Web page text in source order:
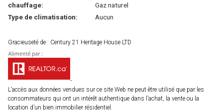
chauffage:
Gaz naturel
Type de climatisation:
Aucun
Gracieuseté de : Century 21 Heritage House LTD
L’accès aux données vendues sur ce site Web ne peut être utilisé que par les
consommateurs qui ont un intérêt authentique dans l’achat, la vente ou la
location d’un bien immobilier résidentiel.